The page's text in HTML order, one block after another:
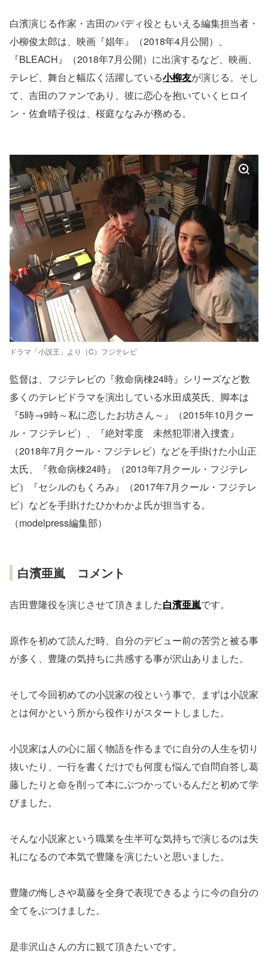
白濱演じる作家・吉田のバディ役ともいえる編集担当者・
小柳俊太郎は、映画『娼年』（2018年4月公開）、
『BLEACH』（2018年7月公開）に出演するなど、映画、
テレビ、舞台と幅広く活躍している小柳友が演じる。そし
て、吉田のファンであり、彼に恋心を抱いていくヒロイ
ン・佐倉晴子役は、桜庭ななみが務める。
ドラマ「小説王」より（C）フジテレビ
監督は、フジテレビの『救命病棟24時』シリーズなど数
多くのテレビドラマを演出している水田成英氏、脚本は
『5時→9時～私に恋したお坊さん～』（2015年10月クー
ル・フジテレビ）、『絶対零度 未然犯罪潜入捜査』
（2018年7月クール・フジテレビ）などを手掛けた小山正
太氏、『救命病棟24時』（2013年7月クール・フジテレ
ビ）『セシルのもくろみ』（2017年7月クール・フジテレ
ビ）などを手掛けたひかわかよ氏が担当する。
（modelpress編集部）
白濱亜嵐 コメント
吉田豊隆役を演じさせて頂きました白濱亜嵐です。
原作を初めて読んだ時、自分のデビュー前の苦労と被る事
が多く、豊隆の気持ちに共感する事が沢山ありました。
そして今回初めての小説家の役という事で、まずは小説家
とは何かという所から役作りがスタートしました。
小説家は人の心に届く物語を作るまでに自分の人生を切り
抜いたり、一行を書くだけでも何度も悩んで自問自答し葛
藤したりと命を削って本にぶつかっているんだと初めて学
びました。
そんな小説家という職業を生半可な気持ちで演じるのは失
礼になるので本気で豊隆を演じたいと思いました。
豊隆の悔しさや葛藤を全身で表現できるように今の自分の
全てをぶつけました。
是非沢山さんの方に観て頂きたいです。